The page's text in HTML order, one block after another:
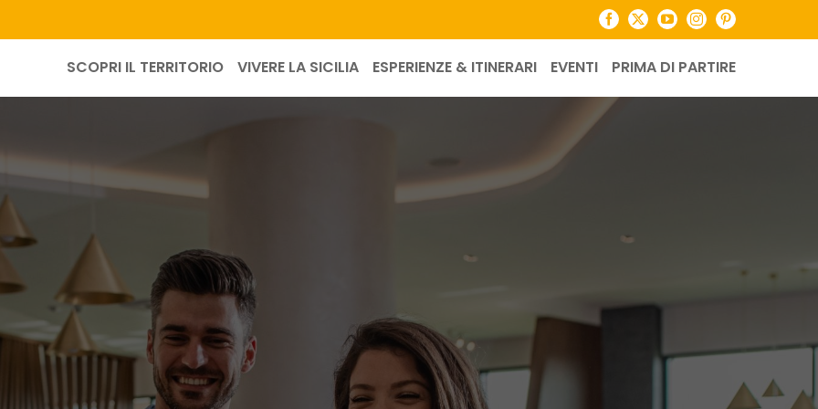
Facebook
X YouTubeInstagramPinterest
SCOPRI IL TERRITORIO VIVERE LA SICILIA ESPERIENZE & ITINERARI EVENTI PRIMA DI PARTIRE